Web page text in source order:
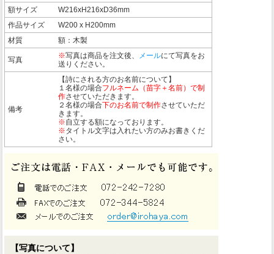
額サイズ
W216xH216xD36mm
作品サイズ
W200 x H200mm
材質
額：木製
写真 ※写真は商品を注文後、 メールにて写真をお
送りください。
備考
【詩にされる方のお名前について】
１名様の場合フルネーム（苗字＋名前）で制
作させていただきます。
２名様の場合下のお名前で制作させていただ
きます。
※自立する額になっております。
※タイトル文字は入れたい方のみお書きくだ
さい。
【写真について】